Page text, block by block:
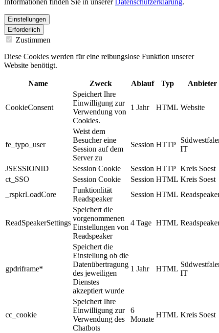
Informationen finden Sie in unsererDatenschutzerklärung.
Einstellungen
Erforderlich
Zustimmen
Diese Cookies werden für eine reibungslose Funktion unserer
Website benötigt.
Name Zweck Ablauf Typ Anbieter
CookieConsent
Speichert Ihre
Einwilligung zur
Verwendung von
Cookies.
1 Jahr HTML Website
fe_typo_user
Weist dem
Besucher eine
Session auf dem
Server zu
Session HTTP
IT
JSESSIONID Session Cookie Session HTTP Kreis Soest
ct_SSO
Session Cookie Session HTML Kreis Soest
_rspkrLoadCore
Funktionlität
Readspeaker
Session HTML
ReadSpeakerSettings
Speichert die
vorgenommenen
Einstellungen von
Readspeaker
4 Tage HTML
gpdriframe*
Speichert die
Einstellung ob die
Datenübertragung
des jeweiligen
Dienstes
akzeptiert wurde
1 Jahr HTML
IT
cc_cookie
Speichert Ihre
Einwilligung zur
Verwendung des
Chatbots
6
Monate
HTML Kreis Soest